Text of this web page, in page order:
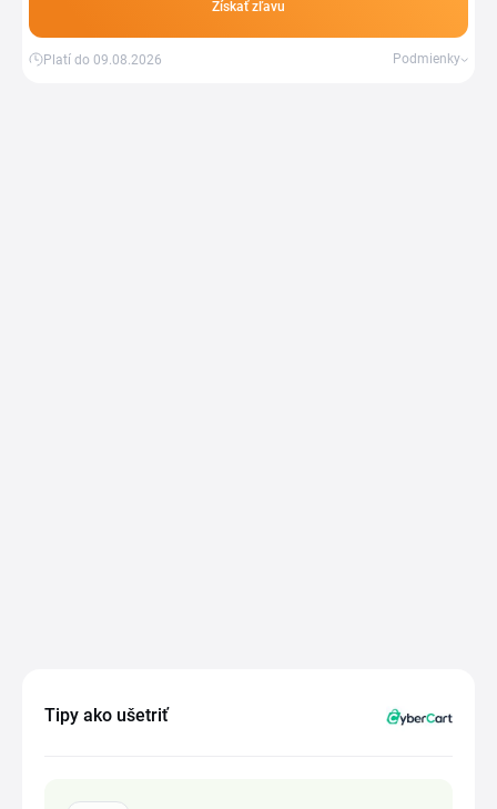
Získať zľavu
Platí do 09.08.2026 Podmienky
Tipy ako ušetriť